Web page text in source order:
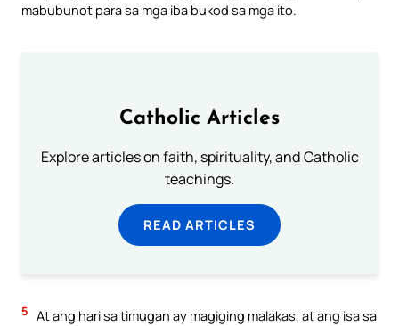
mabubunot para sa mga iba bukod sa mga ito.
Catholic Articles
Explore articles on faith, spirituality, and Catholic
teachings.
READ ARTICLES
5 At ang hari sa timugan ay magiging malakas, at ang isa sa